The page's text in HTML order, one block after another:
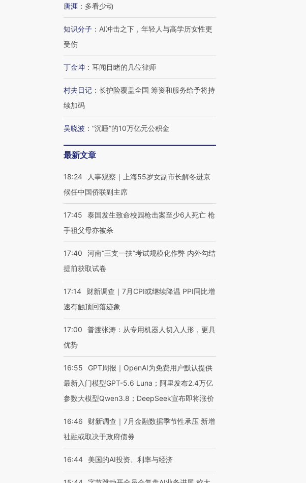
唐涯 ： 多看少动
知识分子 ： AI冲击之下，年轻人与高学历女性更
受伤
丁金坤 ： 耳闻目睹的几位律师
村夫日记 ： 长护险覆盖全国 筹资和服务给予将持
续加码
吴晓波 ： “沉睡”的10万亿元公积金
最新文章
18:24
人事观察｜上海55岁女副市长解冬进京
候任中国侨联副主席
17:45
泰国发生致命校园枪击案至少6人死亡 枪
手祖父母亦被杀
17:40
河南“三支一扶”考试规模化作弊 内外勾结
提前获取试卷
17:14
财新调查｜7月CPI或继续降温 PPI同比增
速有触顶回落迹象
17:00
普渡张涛：从专用机器人切入人形，更具
优势
16:55
GPT周报｜OpenAI为免费用户默认提供
最新入门模型GPT-5.6 Luna；阿里发布2.4万亿
参数大模型Qwen3.8；DeepSeek宣布即将涨价
16:46
财新调查｜7月金融数据季节性承压 新增
社融或取决于政府债券
16:44 美国的AI投资、利率与经济